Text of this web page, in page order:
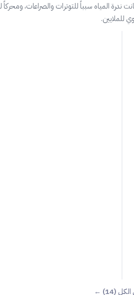
ندرة المياه سبباً للتوترات والصراعات، ومحركاً
للملايين.
(14) ←